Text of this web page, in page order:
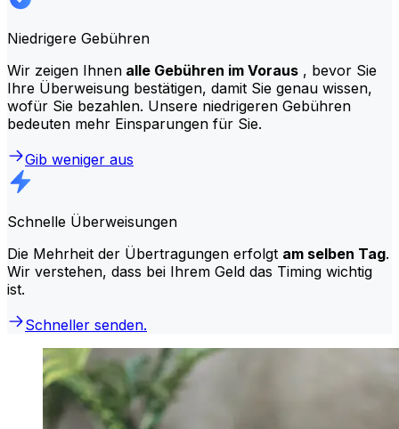
Niedrigere Gebühren
Wir zeigen Ihnen alle Gebühren im Voraus , bevor Sie
Ihre Überweisung bestätigen, damit Sie genau wissen,
wofür Sie bezahlen. Unsere niedrigeren Gebühren
bedeuten mehr Einsparungen für Sie.
Gib weniger aus
Schnelle Überweisungen
Die Mehrheit der Übertragungen erfolgt am selben Tag.
Wir verstehen, dass bei Ihrem Geld das Timing wichtig
ist.
Schneller senden.